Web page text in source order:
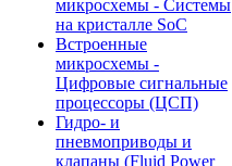
микросхемы - Системы
на кристалле SoC
Встроенные
микросхемы -
Цифровые сигнальные
процессоры (ЦСП)
Гидро- и
пневмоприводы и
клапаны (Fluid Power